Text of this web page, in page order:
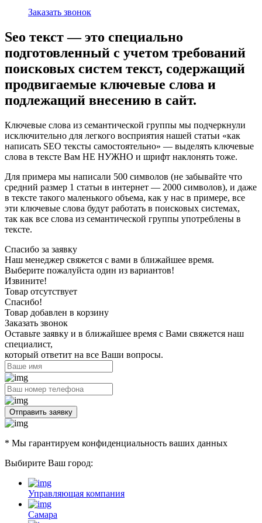
Заказать звонок
Seo текст — это специально
подготовленный с учетом требований
поисковых систем текст, содержащий
продвигаемые ключевые слова и
подлежащий внесению в сайт.
Ключевые слова из семантической группы мы подчеркнули
исключительно для легкого восприятия нашей статьи «как
написать SEO тексты самостоятельно» — выделять ключевые
слова в тексте Вам НЕ НУЖНО и шрифт наклонять тоже.
Для примера мы написали 500 символов (не забывайте что
средний размер 1 статьи в интернет — 2000 символов), и даже
в тексте такого маленького объема, как у нас в примере, все
эти ключевые слова будут работать в поисковых системах,
так как все слова из семантической группы употреблены в
тексте.
Спасибо за заявку
Наш менеджер свяжется с вами в ближайшее время.
Выберите пожалуйста один из вариантов!
Извините!
Товар отсутствует
Спасибо!
Товар добавлен в корзину
Заказать звонок
Оставьте заявку и в ближайшее время с Вами свяжется наш
специалист,
который ответит на все Ваши вопросы.
Отправить заявку
* Мы гарантируем конфиденциальность ваших данных
Выбирите Ваш город:
Управляющая компания
Самара